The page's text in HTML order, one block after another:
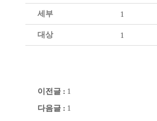
세부 1
대상 1
이전글 : 1
다음글 : 1